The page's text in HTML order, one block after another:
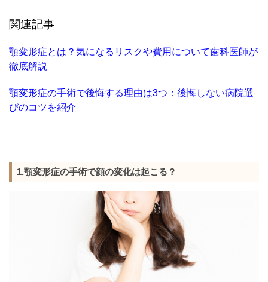
関連記事
顎変形症とは？気になるリスクや費用について歯科医師が
徹底解説
顎変形症の手術で後悔する理由は3つ：後悔しない病院選
びのコツを紹介
1.顎変形症の手術で顔の変化は起こる？